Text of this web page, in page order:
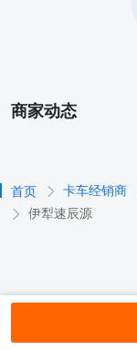
商家动态
首页 卡车经销商
伊犁速辰源